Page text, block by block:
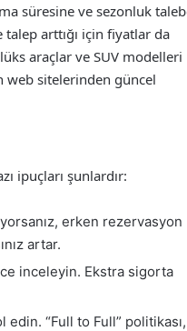
süresine ve sezonluk
arttığı için fiyatlar da
araçlar ve SUV modelleri
web sitelerinden güncel
ipuçları şunlardır:
erken rezervasyon
artar.
inceleyin. Ekstra sigorta
edin. “Full to Full” politikası,